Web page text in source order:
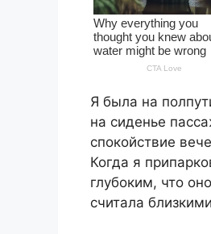
Я была на
на сиденье
спокойствие
Когда я
глубоким, что
считала